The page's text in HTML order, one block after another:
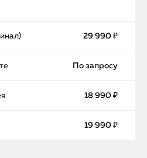
29 990 ₽
По запросу
18 990 ₽
19 990 ₽